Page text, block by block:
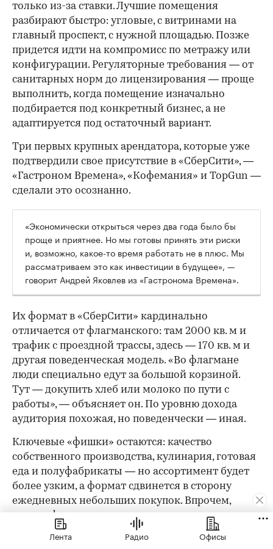
только из-за ставки. Лучшие помещения
разбирают быстро: угловые, с витринами на
главный проспект, с нужной площадью. Позже
придется идти на компромисс по метражу или
конфигурации. Регуляторные требования — от
санитарных норм до лицензирования — проще
выполнить, когда помещение изначально
подбирается под конкретный бизнес, а не
адаптируется под остаточный вариант.
Три первых крупных арендатора, которые уже
подтвердили свое присутствие в «СберСити», —
«Гастроном Времена», «Кофемания» и TopGun —
сделали это осознанно.
«Экономически открыться через два года было бы
проще и приятнее. Но мы готовы принять эти риски
и, возможно, какое-то время работать не в плюс. Мы
рассматриваем это как инвестиции в будущее», —
говорит Андрей Яковлев из «Гастронома Времена».
Их формат в «СберСити» кардинально
отличается от флагманского: там 2000 кв. м и
трафик с проездной трассы, здесь — 170 кв. м и
другая поведенческая модель. «Во флагмане
люди специально едут за большой корзиной.
Тут — докупить хлеб или молоко по пути с
работы», — объясняет он. По уровню дохода
аудитория похожая, но поведенчески — иная.
Ключевые «фишки» остаются: качество
собственного производства, кулинария, готовая
еда и полуфабрикаты — но ассортимент будет
более узким, а формат сдвинется в сторону
ежедневных небольших покупок. Впрочем,
малым форматом история не ограничивается: в
составе офисного кластера «СберСити» команда
планирует открыть флагманский магазин
Лента Радио Офисы